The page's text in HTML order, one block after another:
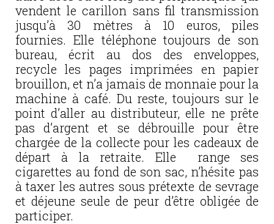
vendent le carillon sans fil transmission
jusqu’à 30 mètres à 10 euros, piles
fournies. Elle téléphone toujours de son
bureau, écrit au dos des enveloppes,
recycle les pages imprimées en papier
brouillon, et n’a jamais de monnaie pour la
machine à café. Du reste, toujours sur le
point d’aller au distributeur, elle ne prête
pas d’argent et se débrouille pour être
chargée de la collecte pour les cadeaux de
départ à la retraite. Elle range ses
cigarettes au fond de son sac, n’hésite pas
à taxer les autres sous prétexte de sevrage
et déjeune seule de peur d’être obligée de
participer.